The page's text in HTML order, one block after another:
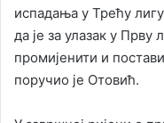
испадања у Трећу
да је за улазак у Прву
промијенити и
поручио је Отовић.